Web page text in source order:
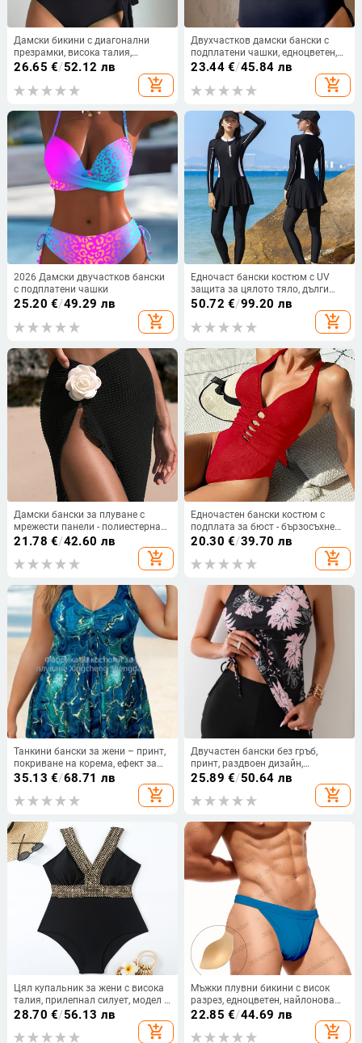
Дамски бикини с диагонални
презрамки, висока талия,
подплатено горнище, найлонова
материя, подплата от полиестер
26.65 €/52.12 лв
add_shopping_cart
Двухчастков дамски бански с
подплатени чашки, едноцветен,
висока талия, връзки
23.44€/45.84 лв
add_shopping_cart
2026 Дамски двучастков бански
с подплатени чашки
25.20 €/49.29 лв
add_shopping_cart
Едночаст бански костюм с UV
защита за цялото тяло, дълги
ръкави и консервативна пола,
подплата 95%
50.72 €/99.20 лв
add_shopping_cart
Дамски бански за плуване с
мрежести панели - полиестерна
тъкан, подплата от спандекс, без
подплънки за бюста, Mingfan
21.78 €/42.60 лв
add_shopping_cart
Едночастен бански костюм с
подплата за бюст - бързосъхнещ,
висока еластичност, найлонова
20.30 €/39.70 лв
add_shopping_cart
Танкини бански за жени – принт,
покриване на корема, ефект за
стягане, без ръкави, подплата за
бюста, полиестер 82%, тегло 200 г
35.13 €/68.71 лв
add_shopping_cart
Двучастен бански без гръб,
принт, раздвоен дизайн,
полиестер 82/18, 195 г, подплата
25.89 €/50.64 лв
add_shopping_cart
Цял купальник за жени с висока
талия, прилепнал силует, модел с
принт, чашки с подплънки,
полиестерна материя с подплата
от спандекс
28.70 €/56.13 лв
add_shopping_cart
Мъжки плувни бикини с висок
разрез, едноцветен, найлонова
материя, подплата полиестер, за
22.85 €/44.69 лв
add_shopping_cart